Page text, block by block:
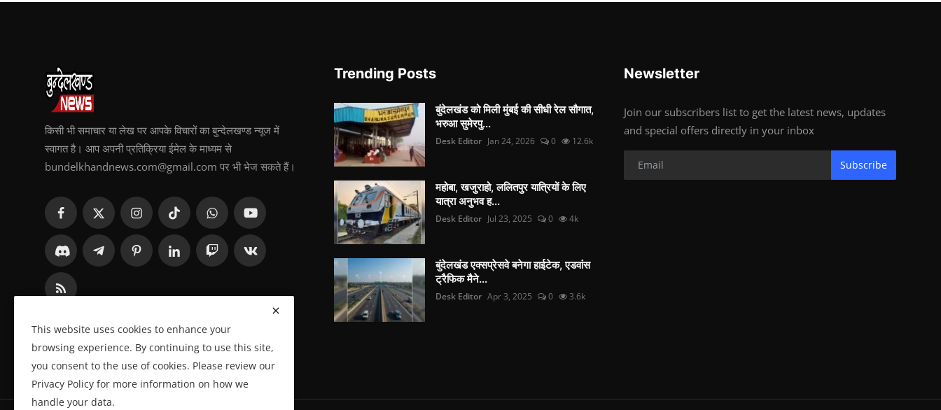
किसी भी समाचार या लेख पर आपके विचारों का बुन्देलखण्ड न्यूज में
स्वागत है। आप अपनी प्रतिक्रिया ईमेल के माध्यम से
bundelkhandnews.com@gmail.com पर भी भेज सकते हैं।
Trending Posts
बुंदेलखंड को मिली मुंबई की सीधी रेल सौगात,
भरुआ सुमेरपु...
Desk Editor Jan 24, 2026 0 12.6k
महोबा, खजुराहो, ललितपुर यात्रियों के लिए
यात्रा अनुभव ह...
Desk Editor Jul 23, 2025 0 4k
बुंदेलखंड एक्सप्रेसवे बनेगा हाईटेक, एडवांस
ट्रैफिक मैने...
Desk Editor Apr 3, 2025 0 3.6k
Newsletter
Join our subscribers list to get the latest news, updates
and special offers directly in your inbox
Subscribe
This website uses cookies to enhance your
browsing experience. By continuing to use this site,
you consent to the use of cookies. Please review our
Privacy Policy for more information on how we
handle your data.